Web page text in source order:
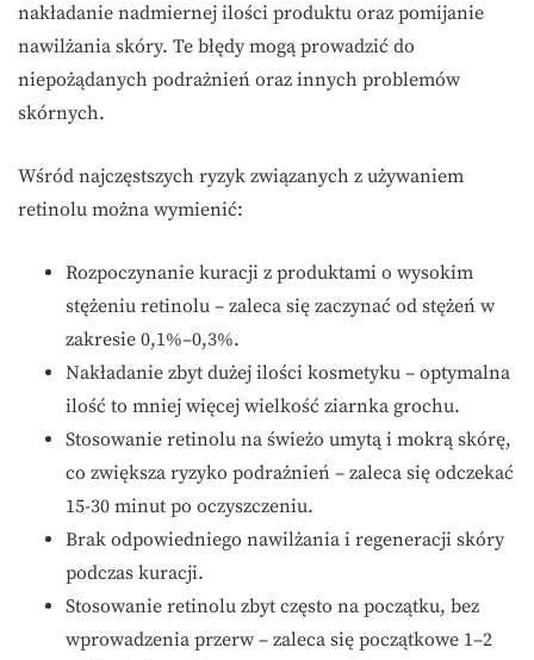
nakładanie nadmiernej ilości produktu oraz pomijanie
nawilżania skóry. Te błędy mogą prowadzić do
niepożądanych podrażnień oraz innych problemów
skórnych.
Wśród najczęstszych ryzyk związanych z używaniem
retinolu można wymienić:
Rozpoczynanie kuracji z produktami o wysokim
stężeniu retinolu – zaleca się zaczynać od stężeń w
zakresie 0,1%–0,3%.
Nakładanie zbyt dużej ilości kosmetyku – optymalna
ilość to mniej więcej wielkość ziarnka grochu.
Stosowanie retinolu na świeżo umytą i mokrą skórę,
co zwiększa ryzyko podrażnień – zaleca się odczekać
15-30 minut po oczyszczeniu.
Brak odpowiedniego nawilżania i regeneracji skóry
podczas kuracji.
Stosowanie retinolu zbyt często na początku, bez
wprowadzenia przerw – zaleca się początkowe 1–2